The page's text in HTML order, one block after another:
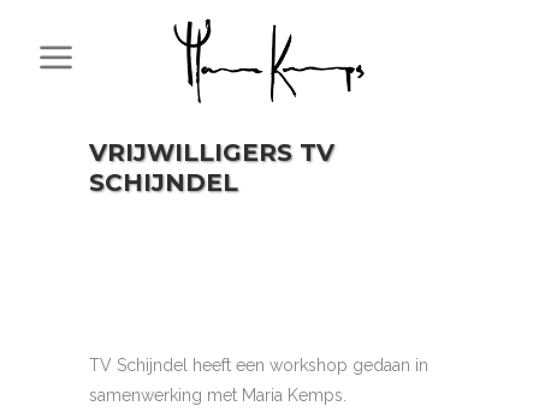
VRIJWILLIGERS TV
SCHIJNDEL
TV Schijndel heeft een workshop gedaan in
samenwerking met Maria Kemps.